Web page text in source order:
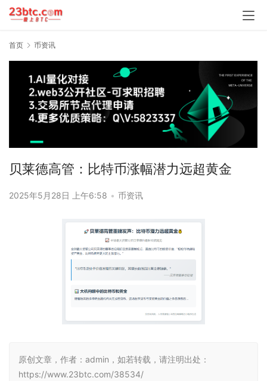
首页 币资讯
贝莱德高管：比特币涨幅潜力远超黄金
2025年5月28日 上午6:58 • 币资讯
原创文章，作者：admin，如若转载，请注明出处：
https://www.23btc.com/38534/